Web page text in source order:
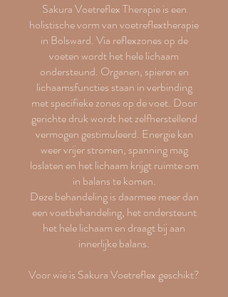
Sakura Voetreflex Therapie is een
holistische vorm van voetreflextherapie
in Bolsward. Via reflexzones op de
voeten wordt het hele lichaam
ondersteund. Organen, spieren en
lichaamsfuncties staan in verbinding
met specifieke zones op de voet. Door
gerichte druk wordt het zelfherstellend
vermogen gestimuleerd. Energie kan
weer vrijer stromen, spanning mag
loslaten en het lichaam krijgt ruimte om
in balans te komen.
Deze behandeling is daarmee meer dan
een voetbehandeling, het ondersteunt
het hele lichaam en draagt bij aan
innerlijke balans.
Voor wie is Sakura Voetreflex geschikt?